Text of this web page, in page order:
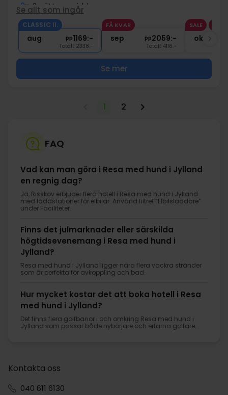
2x 2-rätters middag
2x Aperitif
1x kaffe/te och kaka på ankomstdagen
Se allt som ingår
CLASSIC II.
aug pp1169:-
Totalt 2338:-
FÅ KVAR
sep pp2059:-
Totalt 4118:-
SALE
okt
Se mer
1 2
FAQ
Vad kan man göra i Resa med hund i Jylland
en regnig dag?
Ja, Risskov erbjuder flera hotell i Resa med hund i Jylland
med laddstationer för elbilar. Använd filtret ”Elbilsladdare”
under Faciliteter.
Finns det julmarknader eller särskilda
högtidsevenemang i Resa med hund i
Jylland?
Resa med hund i Jylland ligger nära flera vackra stränder
som är perfekta för avkoppling och bad.
Hur mycket kostar det att boka hotell i Resa
med hund i Jylland?
Det finns flera golfbanor i och omkring Resa med hund i
Jylland som passar både nybörjare och erfarna golfare.
Kontakta oss
040 611 6130